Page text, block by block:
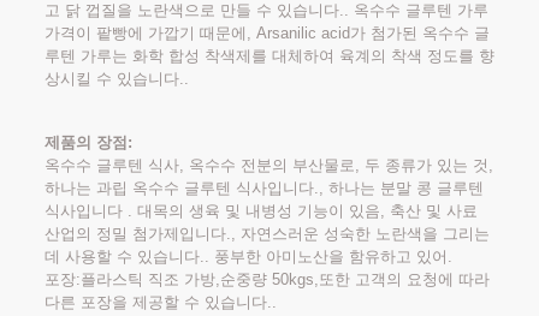
고 닭 껍질을 노란색으로 만들 수 있습니다.. 옥수수 글루텐 가루
가격이 팥빵에 가깝기 때문에, Arsanilic acid가 첨가된 옥수수 글
루텐 가루는 화학 합성 착색제를 대체하여 육계의 착색 정도를 향
상시킬 수 있습니다..
제품의 장점:
옥수수 글루텐 식사, 옥수수 전분의 부산물로, 두 종류가 있는 것,
하나는 과립 옥수수 글루텐 식사입니다., 하나는 분말 콩 글루텐
식사입니다 . 대목의 생육 및 내병성 기능이 있음, 축산 및 사료
산업의 정밀 첨가제입니다., 자연스러운 성숙한 노란색을 그리는
데 사용할 수 있습니다.. 풍부한 아미노산을 함유하고 있어.
포장:플라스틱 직조 가방,순중량 50kgs,또한 고객의 요청에 따라
다른 포장을 제공할 수 있습니다..